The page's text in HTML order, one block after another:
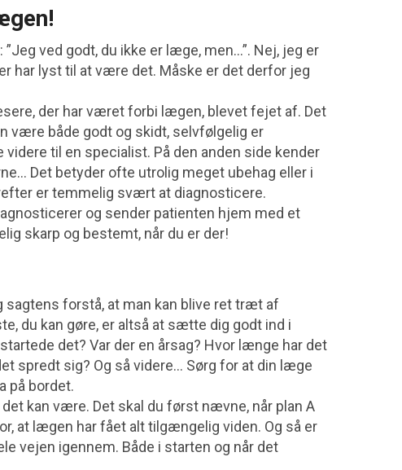
ved godt, du ikke er læge, men…”. Nej, jeg er
har lyst til at være det. Måske er det derfor jeg
der har været forbi lægen, blevet fejet af. Det
være både godt og skidt, selvfølgelig er
til en specialist. På den anden side kender
Det betyder ofte utrolig meget ubehag eller i
er temmelig svært at diagnosticere.
og sender patienten hjem med et
skarp og bestemt, når du er der!
forstå, at man kan blive ret træt af
du kan gøre, er altså at sætte dig godt ind i
det? Var der en årsag? Hvor længe har det
spredt sig? Og så videre… Sørg for at din læge
på bordet.
kan være. Det skal du først nævne, når plan A
at lægen har fået alt tilgængelig viden. Og så er
vejen igennem. Både i starten og når det